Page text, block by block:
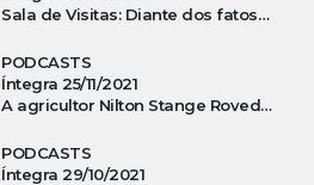
Sala de Visitas: Diante dos fatos que influenciam a economia o que podemos esperar de 2022
PODCASTS
Íntegra 25/11/2021
A agricultor Nilton Stange Roveda, afirma ter recebido ajuda espiritual durante acidente
PODCASTS
Íntegra 29/10/2021